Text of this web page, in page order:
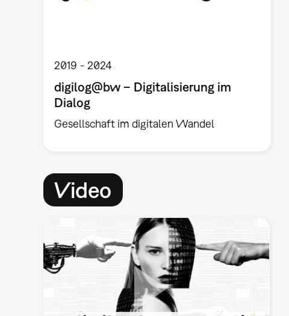
2019 2024
digilog@bw – Digitalisierung im
Dialog
Gesellschaft im digitalen Wandel
Video